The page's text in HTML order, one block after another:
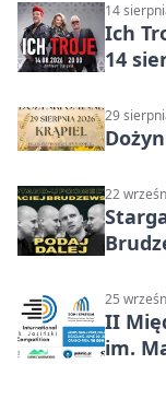
14
Ich
14
29
22
25
II
im.